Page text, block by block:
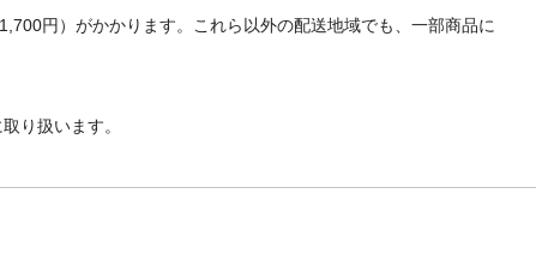
円）がかかります。これら以外の配送地域でも、一部商品に
り扱います。